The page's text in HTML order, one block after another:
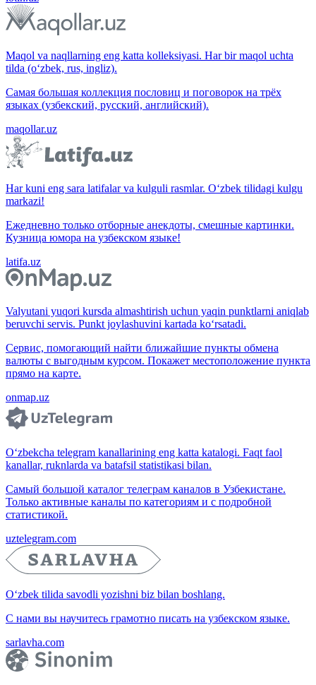
Maqol va naqllarning eng katta kolleksiyasi. Har bir maqol uchta
tilda (o‘zbek, rus, ingliz).
Самая большая коллекция пословиц и поговорок на трёх
языках (узбекский, русский, английский).
maqollar.uz
Har kuni eng sara latifalar va kulguli rasmlar. O‘zbek tilidagi kulgu
markazi!
Ежедневно только отборные анекдоты, смешные картинки.
Кузница юмора на узбекском языке!
latifa.uz
Valyutani yuqori kursda almashtirish uchun yaqin punktlarni aniqlab
beruvchi servis. Punkt joylashuvini kartada ko‘rsatadi.
Сервис, помогающий найти ближайшие пункты обмена
валюты с выгодным курсом. Покажет местоположение пункта
прямо на карте.
onmap.uz
O‘zbekcha telegram kanallarining eng katta katalogi. Faqt faol
kanallar, ruknlarda va batafsil statistikasi bilan.
Самый большой каталог телеграм каналов в Узбекистане.
Только активные каналы по категориям и с подробной
статистикой.
uztelegram.com
O‘zbek tilida savodli yozishni biz bilan boshlang.
С нами вы научитесь грамотно писать на узбекском языке.
sarlavha.com